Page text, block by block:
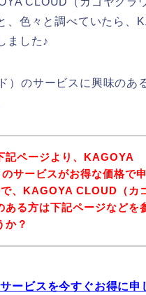
、色々と調べていたら、
ました♪
）のサービスに興味のあ
記ページより、KAGOYA
サービスがお得な価格で
、KAGOYA CLOUD（カ
ある方は下記ページなどを
か？
ービスを今すぐお得に申